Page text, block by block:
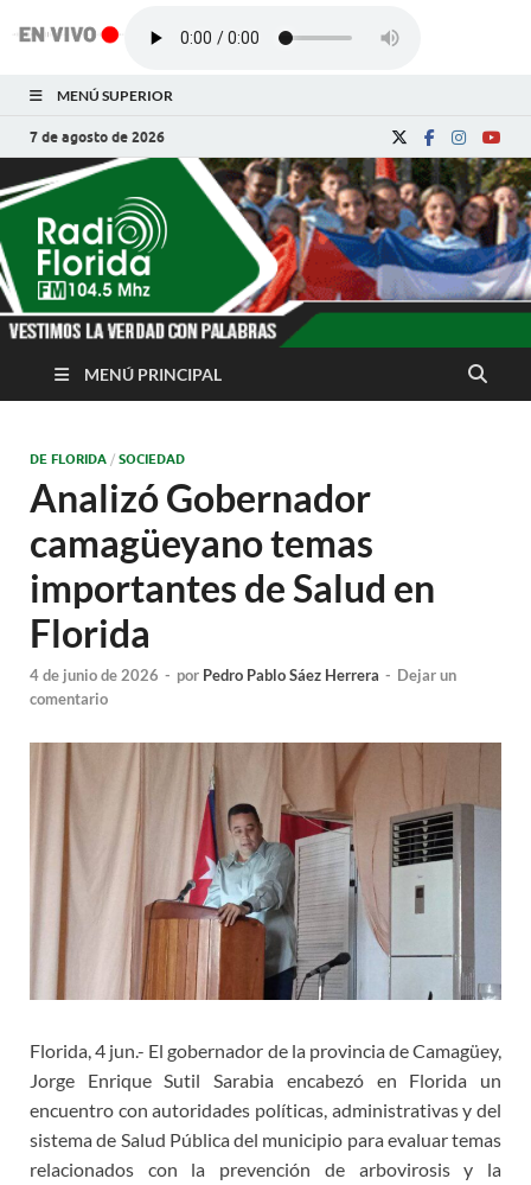
MENÚ SUPERIOR
7 de agosto de 2026
Radio Florida de
Cuba
Noticias y Actualidades de Florida, Camagüey,
MENÚ PRINCIPAL
DE FLORIDA / SOCIEDAD
Analizó Gobernador
camagüeyano temas
importantes de Salud en
Florida
4 de junio de 2026 - por Pedro Pablo Sáez Herrera - Dejar un
comentario
Florida, 4 jun.- El gobernador de la provincia de Camagüey,
Jorge Enrique Sutil Sarabia encabezó en Florida un
encuentro con autoridades políticas, administrativas y del
sistema de Salud Pública del municipio para evaluar temas
relacionados con la prevención de arbovirosis y la